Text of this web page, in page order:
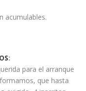
acumulables.
:
para el arranque
que hasta